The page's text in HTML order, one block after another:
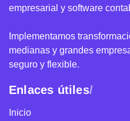
empresarial y software
Implementamos
medianas y grandes
seguro y flexible.
Enlaces útiles/
Inicio